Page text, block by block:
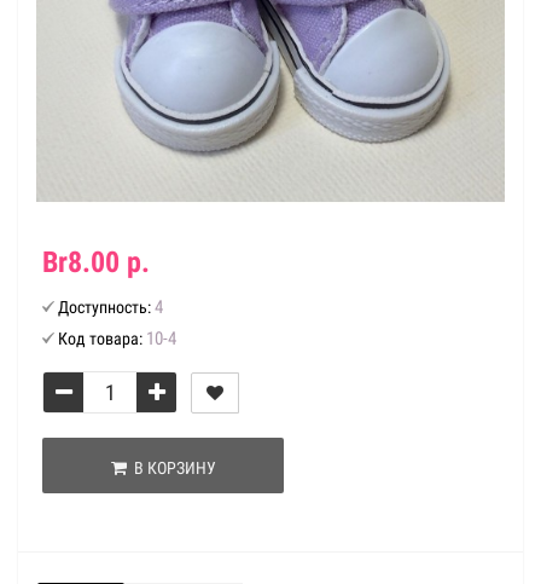
Br8.00 р.
Доступность:4
Код товара: 10-4
В КОРЗИНУ